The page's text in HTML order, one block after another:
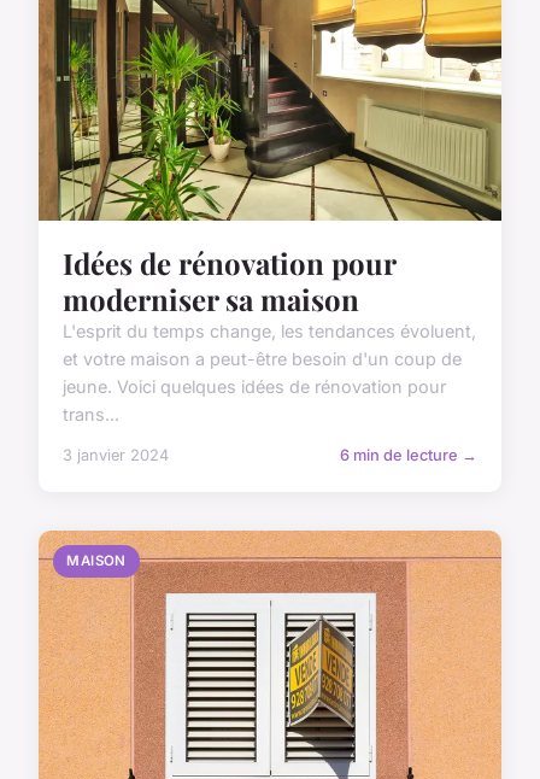
Idées de rénovation pour
moderniser sa maison
L'esprit du temps change, les tendances évoluent,
et votre maison a peut-être besoin d'un coup de
jeune. Voici quelques idées de rénovation pour
trans...
3 janvier 2024 6 min de lecture →
MAISON